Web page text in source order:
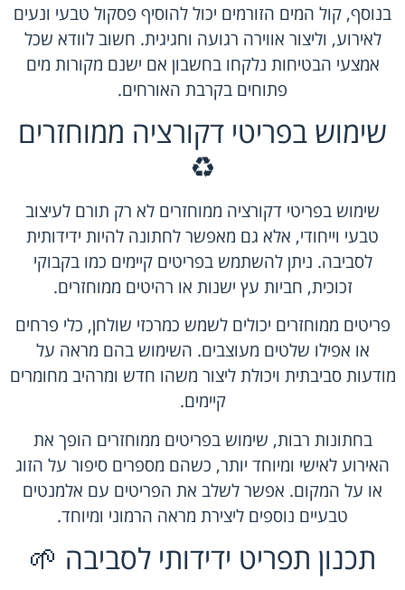
בנוסף, קול המים הזורמים יכול להוסיף פסקול טבעי ונעים
לאירוע, וליצור אווירה רגועה וחגיגית. חשוב לוודא שכל
אמצעי הבטיחות נלקחו בחשבון אם ישנם מקורות מים
פתוחים בקרבת האורחים.
שימוש בפריטי דקורציה ממוחזרים
♻️
שימוש בפריטי דקורציה ממוחזרים לא רק תורם לעיצוב
טבעי וייחודי, אלא גם מאפשר לחתונה להיות ידידותית
לסביבה. ניתן להשתמש בפריטים קיימים כמו בקבוקי
זכוכית, חביות עץ ישנות או רהיטים ממוחזרים.
פריטים ממוחזרים יכולים לשמש כמרכזי שולחן, כלי פרחים
או אפילו שלטים מעוצבים. השימוש בהם מראה על
מודעות סביבתית ויכולת ליצור משהו חדש ומרהיב מחומרים
קיימים.
בחתונות רבות, שימוש בפריטים ממוחזרים הופך את
האירוע לאישי ומיוחד יותר, כשהם מספרים סיפור על הזוג
או על המקום. אפשר לשלב את הפריטים עם אלמנטים
טבעיים נוספים ליצירת מראה הרמוני ומיוחד.
תכנון תפריט ידידותי לסביבה 🌱